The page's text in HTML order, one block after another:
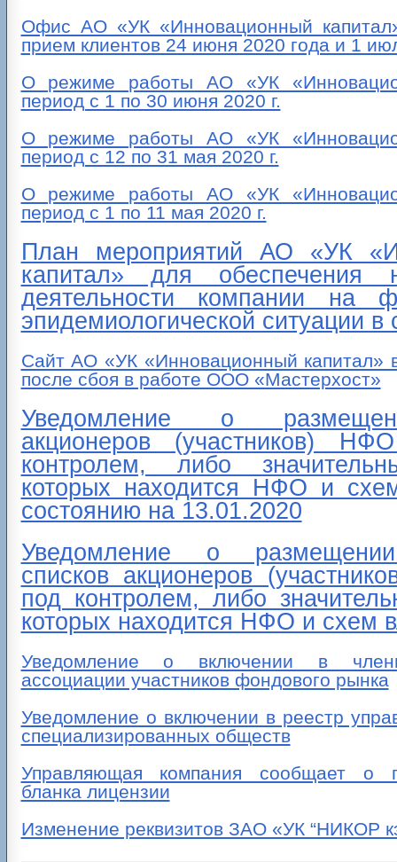
Офис АО «УК «Инновационный
прием клиентов 24 июня 2020 года и 1
О режиме работы АО «УК
период с 1 по 30 июня 2020 г.
О режиме работы АО «УК
период с 12 по 31 мая 2020 г.
О режиме работы АО «УК
период с 1 по 11 мая 2020 г.
План мероприятий АО «УК
капитал» для обеспечения
деятельности компании на
эпидемиологической ситуации в
Сайт АО «УК «Инновационный капитал»
после сбоя в работе ООО «Мастерхост»
Уведомление о
акционеров (участников)
контролем, либо
которых находится НФО и
состоянию на 13.01.2020
Уведомление о
списков акционеров
под контролем, либо
которых находится НФО и схем
Уведомление о включении в
ассоциации участников фондового рынка
Уведомление о включении в реестр
специализированных обществ
Управляющая компания сообщает о
бланка лицензии
Изменение реквизитов ЗАО «УК “НИКОР